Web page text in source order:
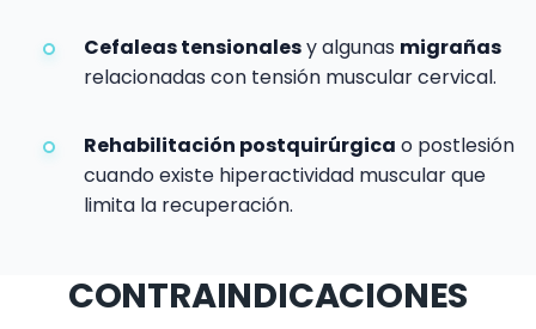
Cefaleas tensionalesy algunas migrañas
relacionadas con tensión muscular cervical.
Rehabilitación postquirúrgica o postlesión
cuando existe hiperactividad muscular que
limita la recuperación.
CONTRAINDICACIONES